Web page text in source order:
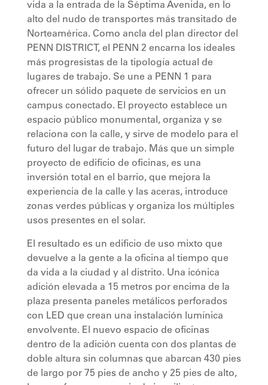
vida a la entrada de la Séptima Avenida, en lo
alto del nudo de transportes más transitado de
Norteamérica. Como ancla del plan director del
PENN DISTRICT, el PENN 2 encarna los ideales
más progresistas de la tipología actual de
lugares de trabajo. Se une a PENN 1 para
ofrecer un sólido paquete de servicios en un
campus conectado. El proyecto establece un
espacio público monumental, organiza y se
relaciona con la calle, y sirve de modelo para el
futuro del lugar de trabajo. Más que un simple
proyecto de edificio de oficinas, es una
inversión total en el barrio, que mejora la
experiencia de la calle y las aceras, introduce
zonas verdes públicas y organiza los múltiples
usos presentes en el solar.
El resultado es un edificio de uso mixto que
devuelve a la gente a la oficina al tiempo que
da vida a la ciudad y al distrito. Una icónica
adición elevada a 15 metros por encima de la
plaza presenta paneles metálicos perforados
con LED que crean una instalación lumínica
envolvente. El nuevo espacio de oficinas
dentro de la adición cuenta con dos plantas de
doble altura sin columnas que abarcan 430 pies
de largo por 75 pies de ancho y 25 pies de alto,